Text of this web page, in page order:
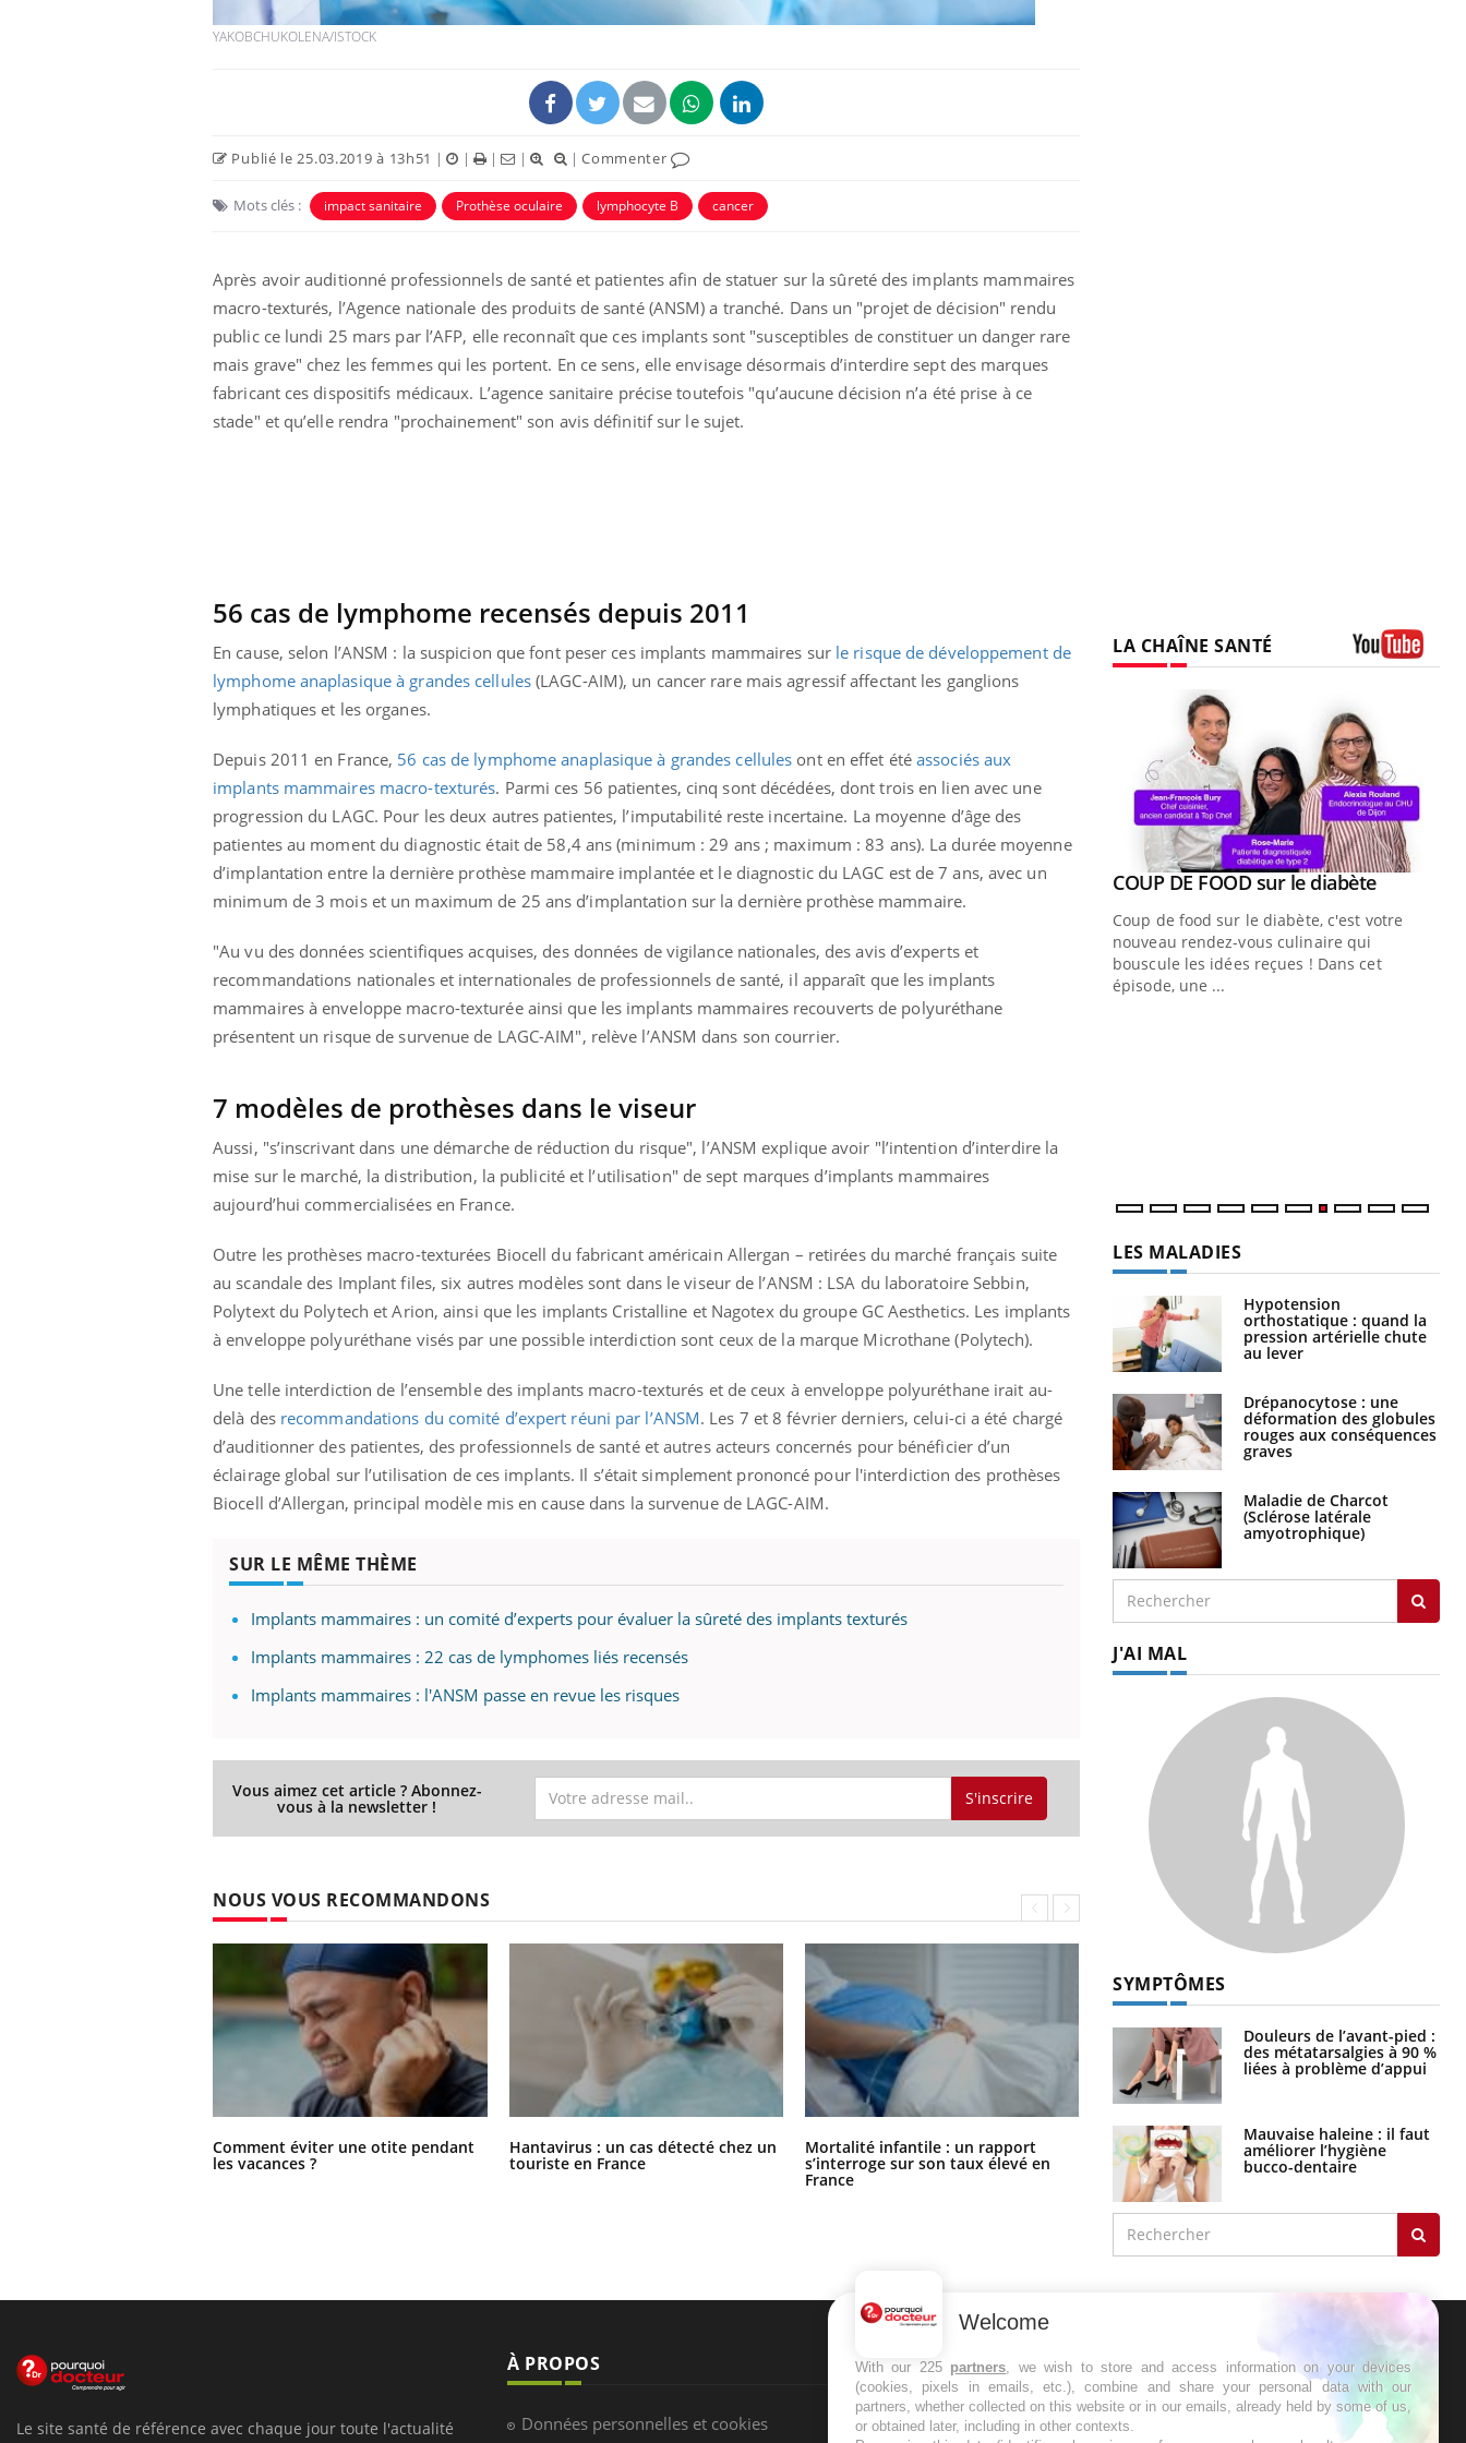
YAKOBCHUKOLENA/ISTOCK
Publié le 25.03.2019 à 13h51 | | | | |Commenter
Mots clés : impact sanitaire Prothèse oculaire lymphocyte B cancer
Après avoir auditionné professionnels de santé et patientes afin de statuer sur la sûreté des implants mammaires
macro-texturés, l’Agence nationale des produits de santé (ANSM) a tranché. Dans un "projet de décision" rendu
public ce lundi 25 mars par l’AFP, elle reconnaît que ces implants sont "susceptibles de constituer un danger rare
mais grave" chez les femmes qui les portent. En ce sens, elle envisage désormais d’interdire sept des marques
fabricant ces dispositifs médicaux. L’agence sanitaire précise toutefois "qu’aucune décision n’a été prise à ce
stade" et qu’elle rendra "prochainement" son avis définitif sur le sujet.
56 cas de lymphome recensés depuis 2011
En cause, selon l’ANSM : la suspicion que font peser ces implants mammaires sur le risque de développement de
lymphome anaplasique à grandes cellules(LAGC-AIM), un cancer rare mais agressif affectant les ganglions
lymphatiques et les organes.
Depuis 2011 en France, 56 cas de lymphome anaplasique à grandes cellules ont en effet étéassociés aux
implants mammaires macro-texturés. Parmi ces 56 patientes, cinq sont décédées, dont trois en lien avec une
progression du LAGC. Pour les deux autres patientes, l’imputabilité reste incertaine. La moyenne d’âge des
patientes au moment du diagnostic était de 58,4 ans (minimum : 29 ans ; maximum : 83 ans). La durée moyenne
d’implantation entre la dernière prothèse mammaire implantée et le diagnostic du LAGC est de 7 ans, avec un
minimum de 3 mois et un maximum de 25 ans d’implantation sur la dernière prothèse mammaire.
"Au vu des données scientifiques acquises, des données de vigilance nationales, des avis d’experts et
recommandations nationales et internationales de professionnels de santé, il apparaît que les implants
mammaires à enveloppe macro-texturée ainsi que les implants mammaires recouverts de polyuréthane
présentent un risque de survenue de LAGC-AIM", relève l’ANSM dans son courrier.
7 modèles de prothèses dans le viseur
Aussi, "s’inscrivant dans une démarche de réduction du risque", l’ANSM explique avoir "l’intention d’interdire la
mise sur le marché, la distribution, la publicité et l’utilisation" de sept marques d’implants mammaires
aujourd’hui commercialisées en France.
Outre les prothèses macro-texturées Biocell du fabricant américain Allergan – retirées du marché français suite
au scandale des Implant files, six autres modèles sont dans le viseur de l’ANSM : LSA du laboratoire Sebbin,
Polytext du Polytech et Arion, ainsi que les implants Cristalline et Nagotex du groupe GC Aesthetics. Les implants
à enveloppe polyuréthane visés par une possible interdiction sont ceux de la marque Microthane (Polytech).
Une telle interdiction de l’ensemble des implants macro-texturés et de ceux à enveloppe polyuréthane irait au-
delà des recommandations du comité d’expert réuni par l’ANSM. Les 7 et 8 février derniers, celui-ci a été chargé
d’auditionner des patientes, des professionnels de santé et autres acteurs concernés pour bénéficier d’un
éclairage global sur l’utilisation de ces implants. Il s’était simplement prononcé pour l'interdiction des prothèses
Biocell d’Allergan, principal modèle mis en cause dans la survenue de LAGC-AIM.
SUR LE MÊME THÈME
Implants mammaires : un comité d’experts pour évaluer la sûreté des implants texturés
Implants mammaires : 22 cas de lymphomes liés recensés
Implants mammaires : l'ANSM passe en revue les risques
Vous aimez cet article ? Abonnez-
vous à la newsletter ! S'inscrire
NOUS VOUS RECOMMANDONS
Comment éviter une otite pendant
les vacances ?
Hantavirus : un cas détecté chez un
touriste en France
Mortalité infantile : un rapport
s’interroge sur son taux élevé en
France
Grossesse à risque : ce jus naturel
attire l'attention des chercheurs
LA CHAÎNE SANTÉ
Diabète & Ramadan 2026Youtube
nombreuses personnes atteintes de
diabète, c'est une période de questions, de
défis, mais ...
Youtube
Un « jumeau numérique » pour
faciliter l’accès à la médecine
Un établissement lié à un groupe
mutualiste innove en matière de bilan de
santé : l'utilisation d'un « jumeau
numérique » permet ...
Youtube
COUP DE FOOD sur le diabèteYoutube
Coup de food sur le diabète, c'est votre
nouveau rendez-vous culinaire qui
bouscule les idées reçues ! Dans cet
épisode, une ...
LES MALADIES
Hypotension
orthostatique : quand la
pression artérielle chute
au lever
Drépanocytose : une
déformation des globules
rouges aux conséquences
graves
Maladie de Charcot
(Sclérose latérale
amyotrophique)
J'AI MAL
SYMPTÔMES
Douleurs de l’avant-pied :
des métatarsalgies à 90 %
liées à problème d’appui
Mauvaise haleine : il faut
améliorer l’hygiène
bucco-dentaire
Le site santé de référence avec chaque jour toute l'actualité
À PROPOS
Données personnelles et cookies
NEWSLETTER
Recevez toutes les semaines les meilleures
infos santé
Welcome
With our 225 partners, we wish to store and access information on your devices
(cookies, pixels in emails, etc.), combine and share your personal data with our
partners, whether collected on this website or in our emails, already held by some of us,
or obtained later, including in other contexts.